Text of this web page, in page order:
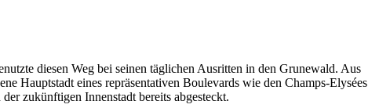
diesen Weg bei seinen täglichen Ausritten in den Grunewald. Aus
Hauptstadt eines repräsentativen Boulevards wie den Champs-Elysées
zukünftigen Innenstadt bereits abgesteckt.